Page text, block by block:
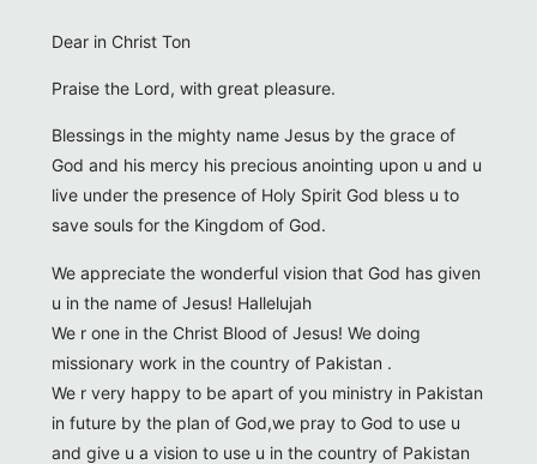
Dear in Christ Ton
Praise the Lord, with great pleasure.
Blessings in the mighty name Jesus by the grace of
God and his mercy his precious anointing upon u and u
live under the presence of Holy Spirit God bless u to
save souls for the Kingdom of God.
We appreciate the wonderful vision that God has given
u in the name of Jesus! Hallelujah
We r one in the Christ Blood of Jesus! We doing
missionary work in the country of Pakistan .
We r very happy to be apart of you ministry in Pakistan
in future by the plan of God,we pray to God to use u
and give u a vision to use u in the country of Pakistan